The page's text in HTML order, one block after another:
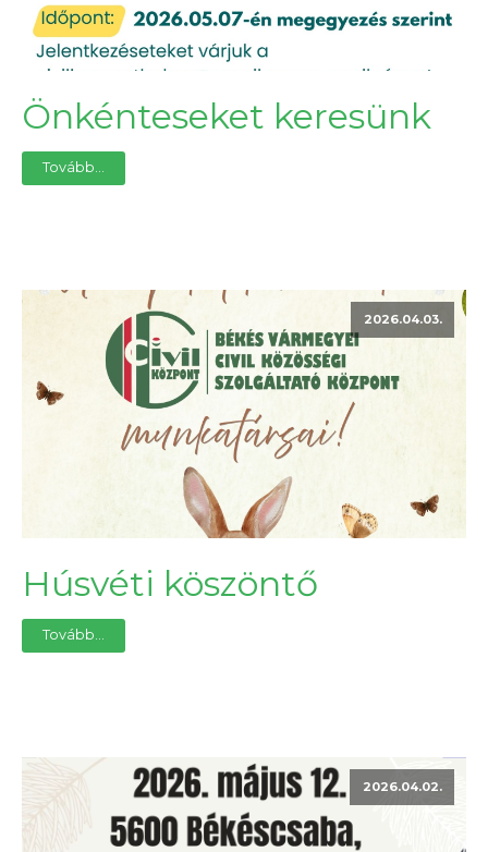
Önkénteseket keresünk
Tovább...
2026.04.03.
Húsvéti köszöntő
Tovább...
2026.04.02.